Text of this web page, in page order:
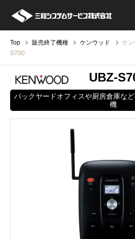
Top 販売終了機種 ケンウッド
ケ
S700
UBZ-
バックヤードオフィスや厨房倉庫な
機